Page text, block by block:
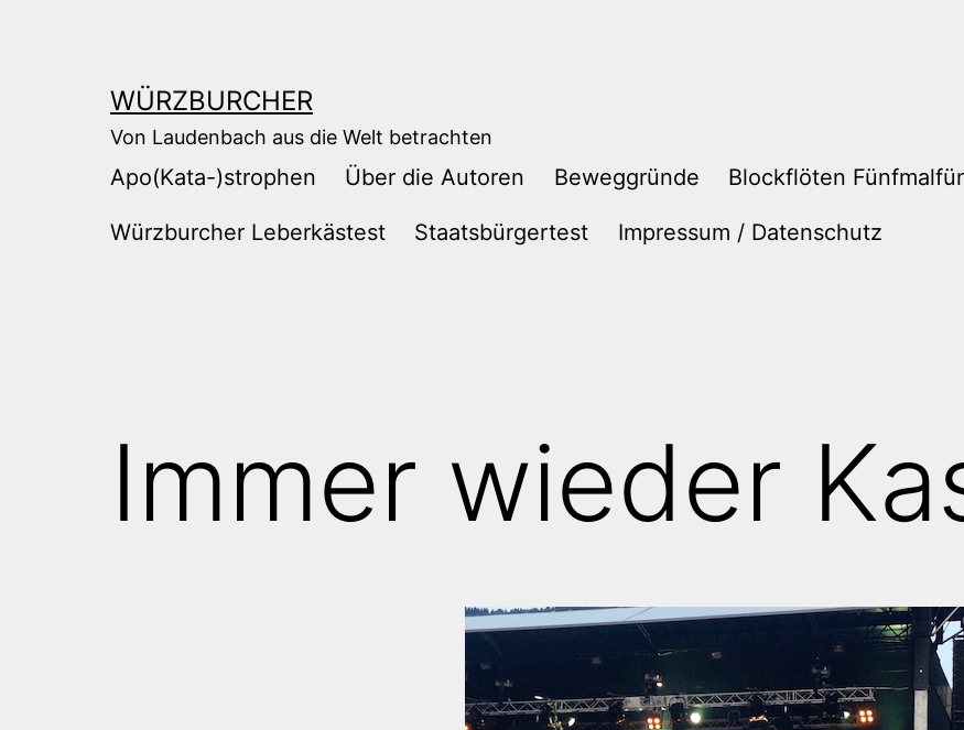
WÜRZBURCHER
Von Laudenbach aus die Welt betrachten
Apo(Kata-)strophen Über die Autoren Beweggründe Blockflöten
Würzburcher Leberkästest Staatsbürgertest Impressum / Datenschutz
Immer wieder